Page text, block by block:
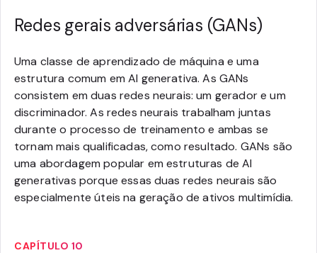
Redes gerais adversárias (GANs)
Uma classe de aprendizado de máquina e uma
estrutura comum em AI generativa. As GANs
consistem em duas redes neurais: um gerador e um
discriminador. As redes neurais trabalham juntas
durante o processo de treinamento e ambas se
tornam mais qualificadas, como resultado. GANs são
uma abordagem popular em estruturas de AI
generativas porque essas duas redes neurais são
especialmente úteis na geração de ativos multimídia.
CAPÍTULO 10